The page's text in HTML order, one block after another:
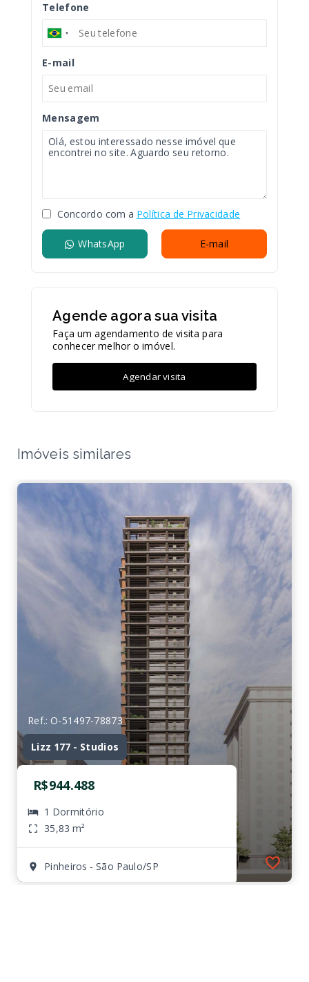
Telefone
E-mail
Mensagem
Concordo com a Política de Privacidade
WhatsApp E-mail
Agende agora sua visita
Faça um agendamento de visita para
conhecer melhor o imóvel.
Agendar visita
Imóveis similares
Ref.: O-51497-78873
Lizz 177 - Studios
R$944.488
1 Dormitório
35,83 m²
Pinheiros - São Paulo/SP